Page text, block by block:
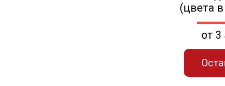
(цвета
от 3